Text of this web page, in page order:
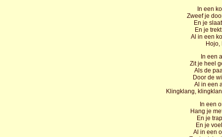
In een
Zweef je
En je
En je
Al in een
Hojo,
In een
Zit je heel
Als de
Door de
Al in een
Klingklang,
In een
Hang je
En je
En je
Al in een